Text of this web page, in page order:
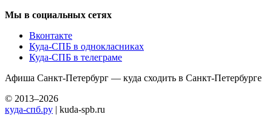
Мы в социальных сетях
Вконтакте
Куда-СПБ в однокласниках
Куда-СПБ в телеграме
Афиша Санкт-Петербург — куда сходить в Санкт-Петербурге
© 2013–2026
куда-спб.ру | kuda-spb.ru